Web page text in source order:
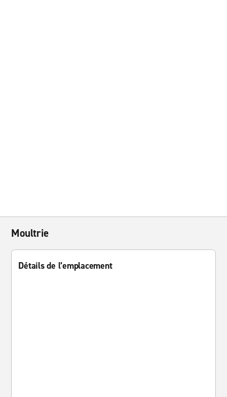
Moultrie
Détails de l’emplacement